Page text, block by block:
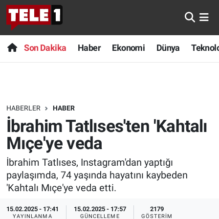
Son Dakika Haber Ekonomi Dünya
HABERLER HABER
İbrahim Tatlıses'ten 'Kahtalı
Mıçe'ye veda
İbrahim Tatlıses, Instagram'dan yaptığı
paylaşımda, 74 yaşında hayatını kaybeden
'Kahtalı Mıçe'ye veda etti.
15.02.2025 - 17:41
YAYINLANMA
15.02.2025 - 17:57
GÜNCELLEME
2179
GÖSTERIM
Anında Manşet
Başka Sohbetler
Bilim turu
Bilim ve Teknoloji Evreni
Doğa Konuşuyor
Dünya
Ege Saati
Son Dakika
Haber
Dünya
Teknoloji
Sağlık
Spor
Yayın Akışı
Nöbetçi Eczaneler
Hava Durumu
Trafik Durumu
Süper Lig Puan Durumu ve Fikstür
Tüm Manşetler
Son Dakika Haberleri
Haber Arşivi